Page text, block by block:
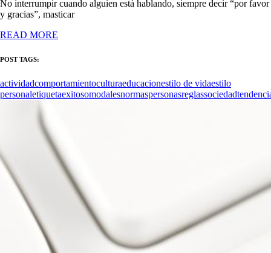
No interrumpir cuando alguien está hablando, siempre decir “por favor
y gracias”, masticar
READ MORE
POST TAGS:
actividadcomportamientoculturaeducacionestilo de vidaestilo
personaletiquetaexitosomodalesnormaspersonasreglassociedad